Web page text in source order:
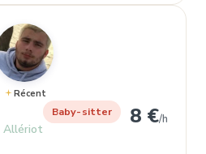
Récent
à Sassenay
Allériot
Baby-sitter 8 €/h